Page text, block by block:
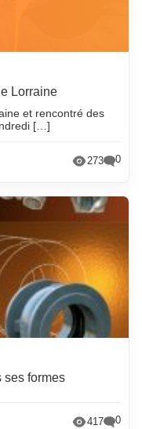
Lorraine
et rencontré des
[…]
273 0
ses formes
417 0